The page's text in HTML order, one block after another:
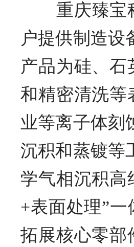
重庆臻宝科
户提供制造设
产品为硅、
和精密清洗等
业等离子体刻
沉积和蒸镀
学气相沉积高
+表面处理”
拓展核心零部